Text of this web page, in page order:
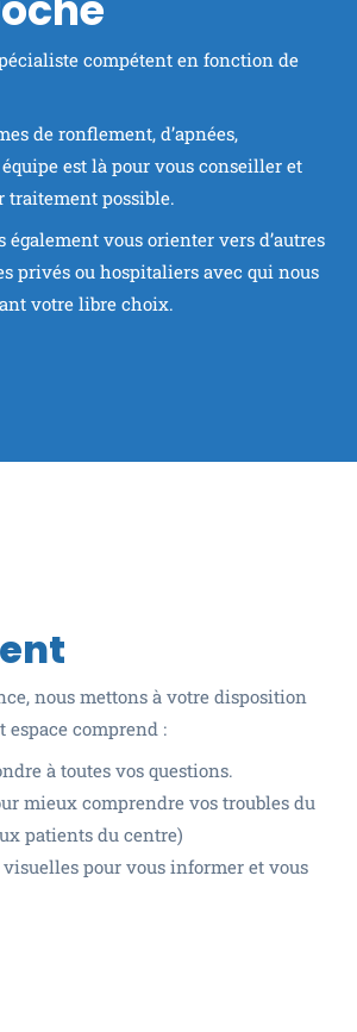
compétent en fonction de
de ronflement, d’apnées,
est là pour vous conseiller et
traitement possible.
également vous orienter vers d’autres
privés ou hospitaliers avec qui nous
votre libre choix.
nous mettons à votre disposition
espace comprend :
à toutes vos questions.
mieux comprendre vos troubles du
patients du centre)
visuelles pour vous informer et vous